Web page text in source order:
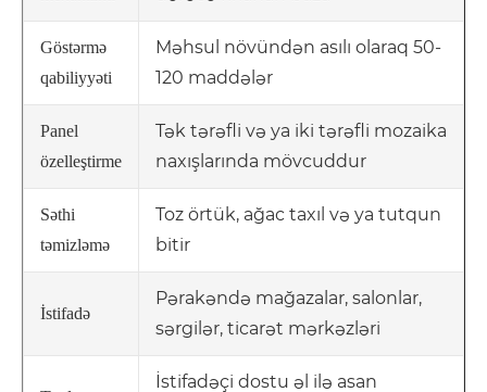
Göstərmə
qabiliyyəti
Məhsul növündən asılı olaraq 50-
120 maddələr
Panel
özelleştirme
Tək tərəfli və ya iki tərəfli mozaika
naxışlarında mövcuddur
Səthi
təmizləmə
Toz örtük, ağac taxıl və ya tutqun
bitir
İstifadə
Pərakəndə mağazalar, salonlar,
sərgilər, ticarət mərkəzləri
İstifadəçi dostu əl ilə asan